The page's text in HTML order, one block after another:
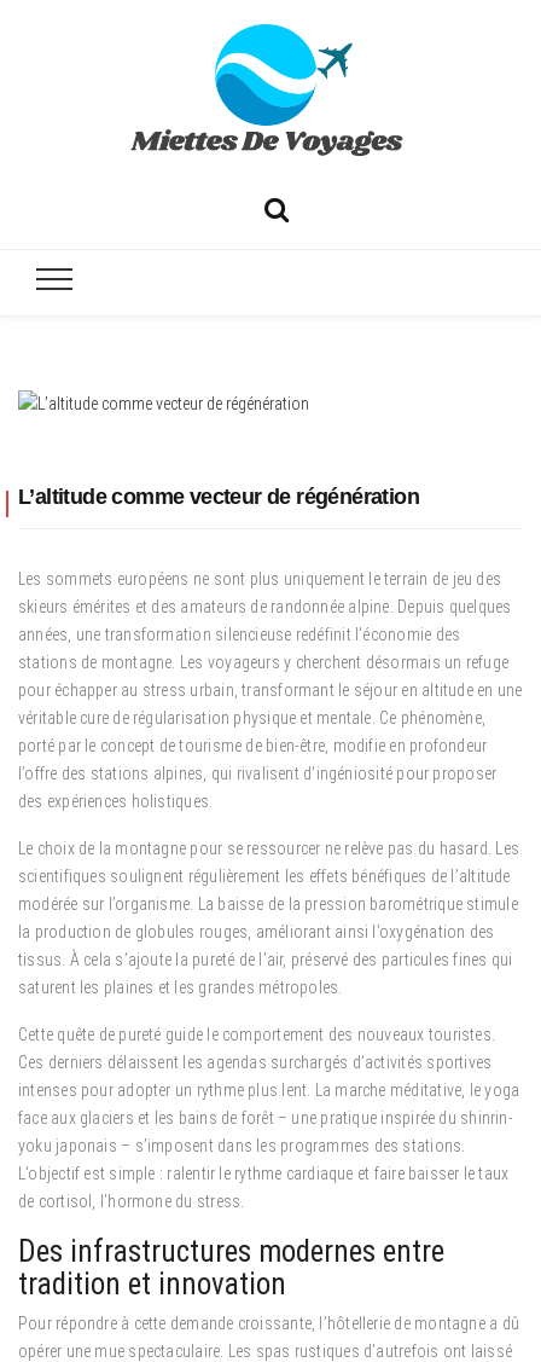
L’altitude comme vecteur de régénération
Les sommets européens ne sont plus uniquement le terrain de jeu des
skieurs émérites et des amateurs de randonnée alpine. Depuis quelques
années, une transformation silencieuse redéfinit l’économie des
stations de montagne. Les voyageurs y cherchent désormais un refuge
pour échapper au stress urbain, transformant le séjour en altitude en une
véritable cure de régularisation physique et mentale. Ce phénomène,
porté par le concept de tourisme de bien-être, modifie en profondeur
l’offre des stations alpines, qui rivalisent d’ingéniosité pour proposer
des expériences holistiques.
Le choix de la montagne pour se ressourcer ne relève pas du hasard. Les
scientifiques soulignent régulièrement les effets bénéfiques de l’altitude
modérée sur l’organisme. La baisse de la pression barométrique stimule
la production de globules rouges, améliorant ainsi l’oxygénation des
tissus. À cela s’ajoute la pureté de l’air, préservé des particules fines qui
saturent les plaines et les grandes métropoles.
Cette quête de pureté guide le comportement des nouveaux touristes.
Ces derniers délaissent les agendas surchargés d’activités sportives
intenses pour adopter un rythme plus lent. La marche méditative, le yoga
face aux glaciers et les bains de forêt – une pratique inspirée du shinrin-
yoku japonais – s’imposent dans les programmes des stations.
L’objectif est simple : ralentir le rythme cardiaque et faire baisser le taux
de cortisol, l’hormone du stress.
Des infrastructures modernes entre
tradition et innovation
Pour répondre à cette demande croissante, l’hôtellerie de montagne a dû
opérer une mue spectaculaire. Les spas rustiques d’autrefois ont laissé